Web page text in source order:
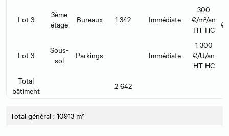
Lot 3
3ème
étage
Bureaux 1 342 Immédiate
300
€/m²/an
HT HC
€/
Lot 3
Sous-
sol
Parkings Immédiate
1 300
€/U/an
HT HC
Total
bâtiment
2 642
Total général : 10913 m²